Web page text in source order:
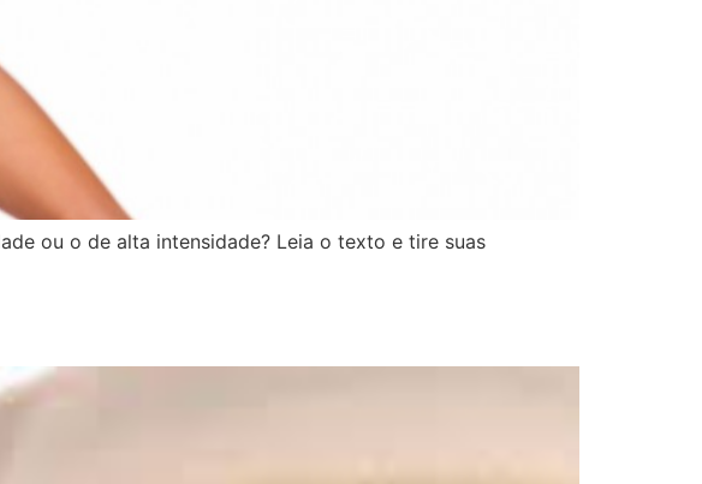
ou o de alta intensidade? Leia o texto e tire suas